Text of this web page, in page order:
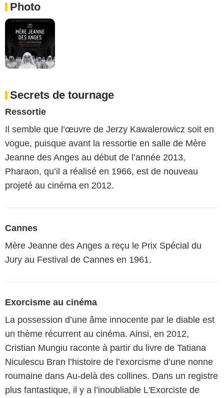
Photo
Secrets de tournage
Ressortie
Il semble que l’œuvre de Jerzy Kawalerowicz soit en
vogue, puisque avant la ressortie en salle de Mère
Jeanne des Anges au début de l’année 2013,
Pharaon, qu’il a réalisé en 1966, est de nouveau
projeté au cinéma en 2012.
Cannes
Mère Jeanne des Anges a reçu le Prix Spécial du
Jury au Festival de Cannes en 1961.
Exorcisme au cinéma
La possession d’une âme innocente par le diable est
un thème récurrent au cinéma. Ainsi, en 2012,
Cristian Mungiu raconte à partir du livre de Tatiana
Niculescu Bran l’histoire de l’exorcisme d’une nonne
roumaine dans Au-delà des collines. Dans un registre
plus fantastique, il y a l’inoubliable L'Exorciste de